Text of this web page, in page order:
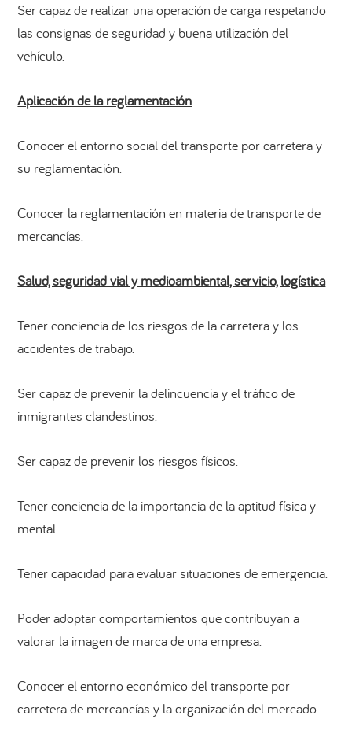
Ser capaz de realizar una operación de carga respetando
las consignas de seguridad y buena utilización del
vehículo.
Aplicación de la reglamentación
Conocer el entorno social del transporte por carretera y
su reglamentación.
Conocer la reglamentación en materia de transporte de
mercancías.
Salud, seguridad vial y medioambiental, servicio, logística
Tener conciencia de los riesgos de la carretera y los
accidentes de trabajo.
Ser capaz de prevenir la delincuencia y el tráfico de
inmigrantes clandestinos.
Ser capaz de prevenir los riesgos físicos.
Tener conciencia de la importancia de la aptitud física y
mental.
Tener capacidad para evaluar situaciones de emergencia.
Poder adoptar comportamientos que contribuyan a
valorar la imagen de marca de una empresa.
Conocer el entorno económico del transporte por
carretera de mercancías y la organización del mercado